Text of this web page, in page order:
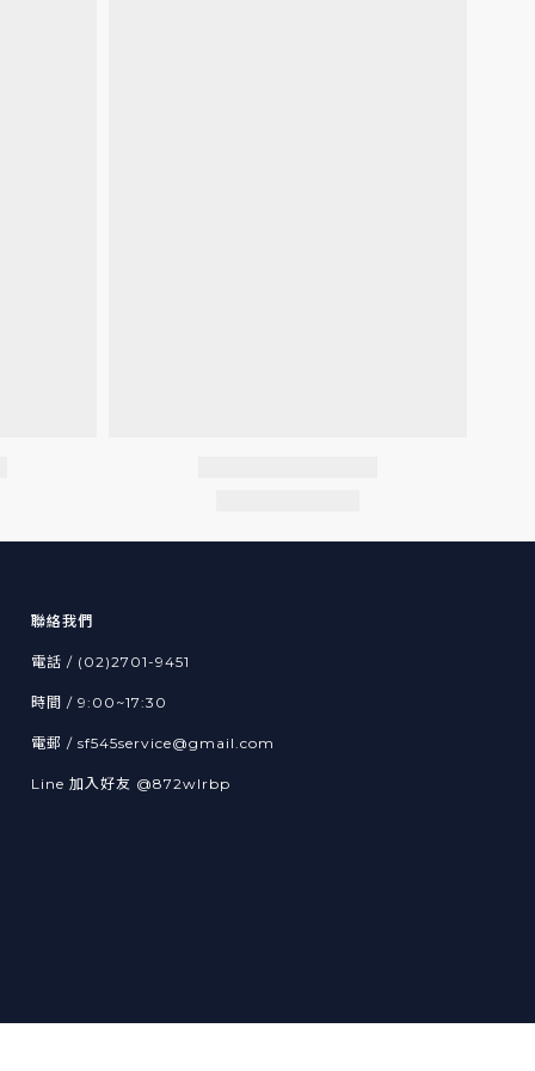
聯絡我們
電話 / (02)2701-9451
時間 / 9:00~17:30
電郵 / sf545service@gmail.com
Line 加入好友 @872wlrbp